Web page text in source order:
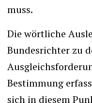
muss.
Die wörtliche
Bundesrichter zu
Bestimmung
sich in diesem